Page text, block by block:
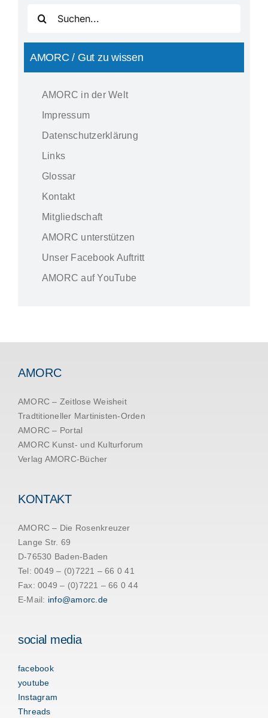
nach:
AMORC / Gut zu wissen
AMORC in der Welt
Impressum
Datenschutzerklärung
Links
Glossar
Kontakt
Mitgliedschaft
AMORC unterstützen
Unser Facebook Auftritt
AMORC auf YouTube
AMORC
AMORC – Zeitlose Weisheit
Tradtitioneller Martinisten-Orden
AMORC – Portal
AMORC Kunst- und Kulturforum
Verlag AMORC-Bücher
KONTAKT
AMORC – Die Rosenkreuzer
Lange Str. 69
D-76530 Baden-Baden
Tel: 0049 – (0)7221 – 66 0 41
Fax: 0049 – (0)7221 – 66 0 44
E-Mail: info@amorc.de
social media
facebook
youtube
Instagram
Threads